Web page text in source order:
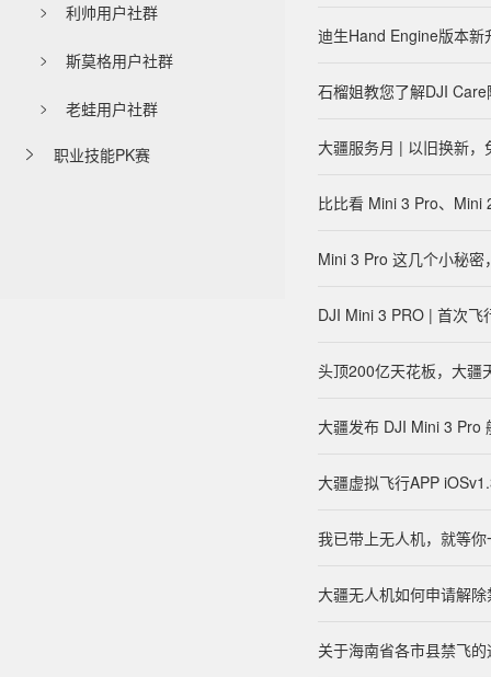
 利帅用户社群
 斯莫格用户社群
 老蛙用户社群
 职业技能PK赛
迪生Hand Engine版本新
石榴姐教您了解DJI
大疆服务月 | 以旧换新
比比看 Mini 3 Pro、Mini
Mini 3 Pro 这几个小秘
DJI Mini 3 PRO | 首次飞
头顶200亿天花板，大疆
大疆发布 DJI Mini 3 Pro
大疆虚拟飞行APP
我已带上无人机，就等你
大疆无人机如何申请解
关于海南省各市县禁飞的